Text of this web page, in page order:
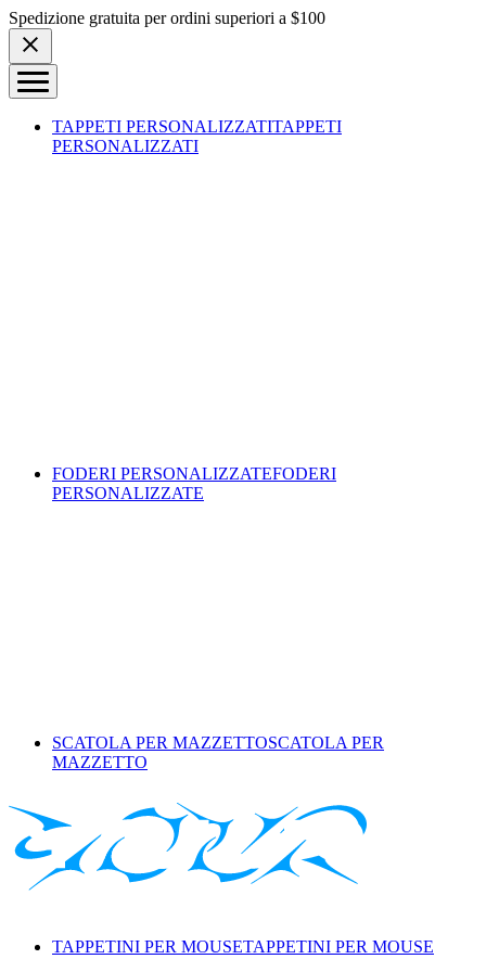
Skip to content
Spedizione gratuita per ordini superiori a $100
TAPPETI PERSONALIZZATITAPPETI
PERSONALIZZATI
FODERI PERSONALIZZATEFODERI
PERSONALIZZATE
SCATOLA PER MAZZETTOSCATOLA PER
MAZZETTO
TAPPETINI PER MOUSETAPPETINI PER MOUSE